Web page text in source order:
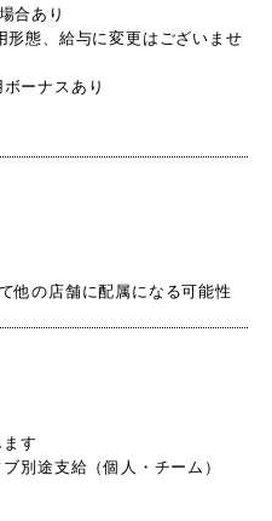
合あり
態、給与に変更はございませ
ーナスあり
他の店舗に配属になる可能性
す
別途支給（個人・チーム）